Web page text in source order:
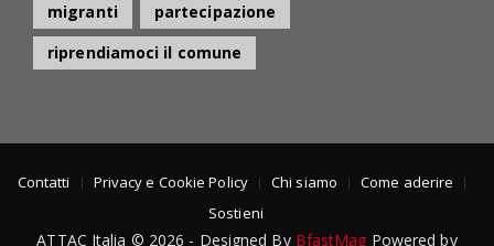
migranti
partecipazione
riprendiamoci il comune
Contatti Privacy e Cookie Policy Chi siamo
Come aderire
Sostieni
ATTAC Italia © 2026 - Designed By BfastMag Powered by